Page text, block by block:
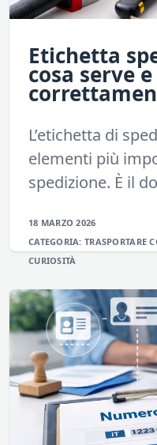
Etichetta
cosa serve
L’etichetta di
elementi più
spedizione. È il
18 MARZO 2026
CATEGORIA:TRASPORTARE
CURIOSITÀ